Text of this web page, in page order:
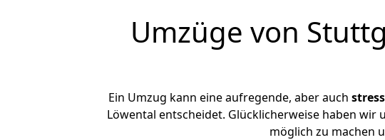
Umzüge von
Ein Umzug kann eine aufregende, aber auch
Löwental entscheidet. Glücklicherweise haben
möglich zu machen